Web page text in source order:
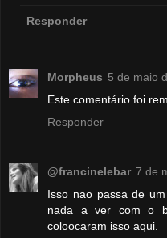
Responder
Morpheus 5 de maio
Este comentário foi
Responder
@francinelebar 7 de
Isso nao passa de
nada a ver com o
coloocaram isso aqui.